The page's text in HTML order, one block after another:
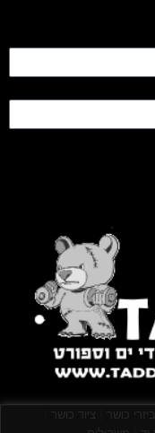
כושר ציוד כושר